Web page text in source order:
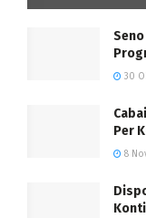
30
Per
8